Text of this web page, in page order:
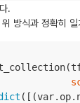
.
방식과 정확히 일